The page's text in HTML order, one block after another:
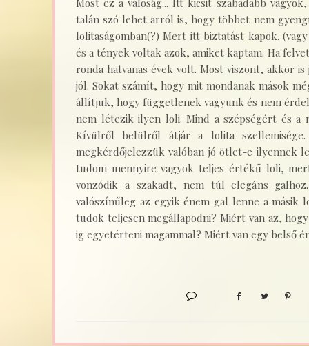
Most ez a valóság... Itt kicsit szabadabb
talán szó lehet arról is, hogy többet nem
lolitaságomban(?) Mert itt biztatást kapok.
és a tények voltak azok, amiket kaptam. Ha
ronda hatvanas évek volt. Most viszont, akkor
jól. Sokat számít, hogy mit mondanak mások
állítjuk, hogy függetlenek vagyunk és nem
nem létezik ilyen loli. Mind a szépségért és a
Kívülről belülről átjár a lolita
megkérdőjelezzük valóban jó ötlet-e ilyennek
tudom mennyire vagyok teljes értékű loli,
vonzódik a szakadt, nem túl elegáns
valószínűleg az egyik énem gal lenne a másik
tudok teljesen megállapodni? Miért van az,
ig egyetérteni magammal? Miért van egy belső